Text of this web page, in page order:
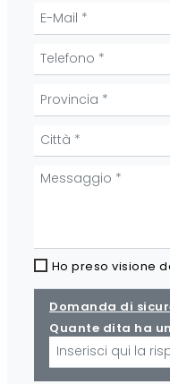
Ho preso visione
Domanda di
Quante dita ha